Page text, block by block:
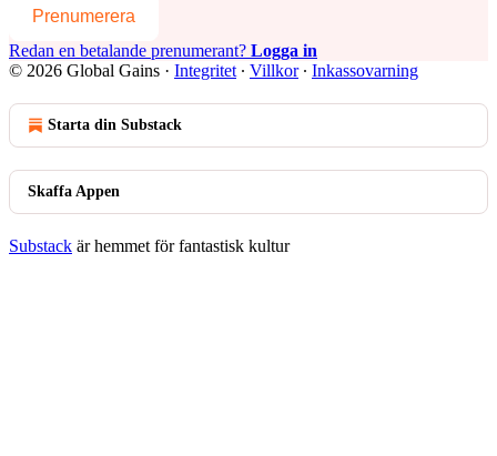
Prenumerera
Redan en betalande prenumerant? Logga in
© 2026 Global Gains · Integritet ∙ Villkor∙ Inkassovarning
Starta din Substack
Skaffa Appen
Substack är hemmet för fantastisk kultur